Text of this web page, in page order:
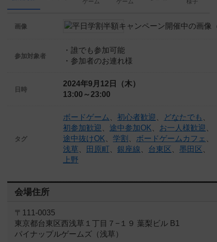
ゲーム
ゲーム
様子
画像
参加対象者
・誰でも参加可能
・参加者のお連れ様
日時
2024年9月12日（木）
13:00～23:00
タグ
ボードゲーム 初心者歓迎 どなたでも
初参加歓迎
途中参加OK お一人様歓迎
途中抜けOK
学割 ボードゲームカフェ
浅草
田原町 銀座線 台東区 墨田区
上野
会場住所
〒111-0035
東京都台東区西浅草１丁目７−１９ 葉梨ビル B1
パイナップルゲームズ（浅草）